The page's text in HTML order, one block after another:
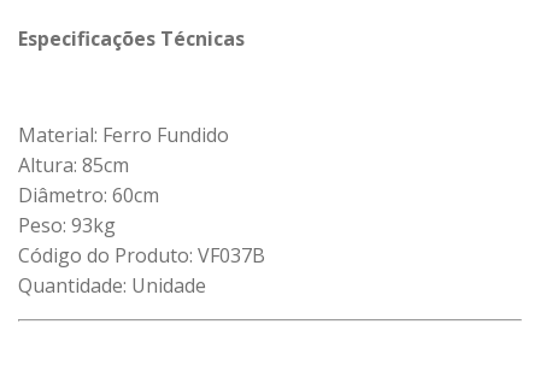
Especificações Técnicas
Material: Ferro Fundido
Altura: 85cm
Diâmetro: 60cm
Peso: 93kg
Código do Produto: VF037B
Quantidade: Unidade